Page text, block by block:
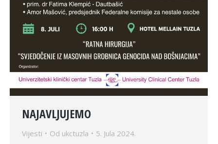
NAJAVLJUJEMO
Vijesti Od ukctuzla 5. Jula 2024.